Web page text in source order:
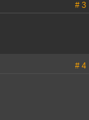
# 3
# 4